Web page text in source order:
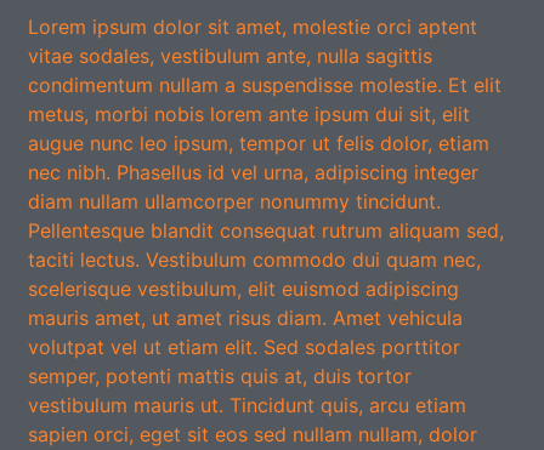
Lorem ipsum dolor sit amet, molestie orci aptent
vitae sodales, vestibulum ante, nulla sagittis
condimentum nullam a suspendisse molestie. Et elit
metus, morbi nobis lorem ante ipsum dui sit, elit
augue nunc leo ipsum, tempor ut felis dolor, etiam
nec nibh. Phasellus id vel urna, adipiscing integer
diam nullam ullamcorper nonummy tincidunt.
Pellentesque blandit consequat rutrum aliquam sed,
taciti lectus. Vestibulum commodo dui quam nec,
scelerisque vestibulum, elit euismod adipiscing
mauris amet, ut amet risus diam. Amet vehicula
volutpat vel ut etiam elit. Sed sodales porttitor
semper, potenti mattis quis at, duis tortor
vestibulum mauris ut. Tincidunt quis, arcu etiam
sapien orci, eget sit eos sed nullam nullam, dolor